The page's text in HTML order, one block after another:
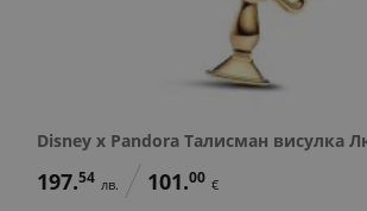
Disney x Pandora Талисман висулка
197.54 лв. 101.00 €